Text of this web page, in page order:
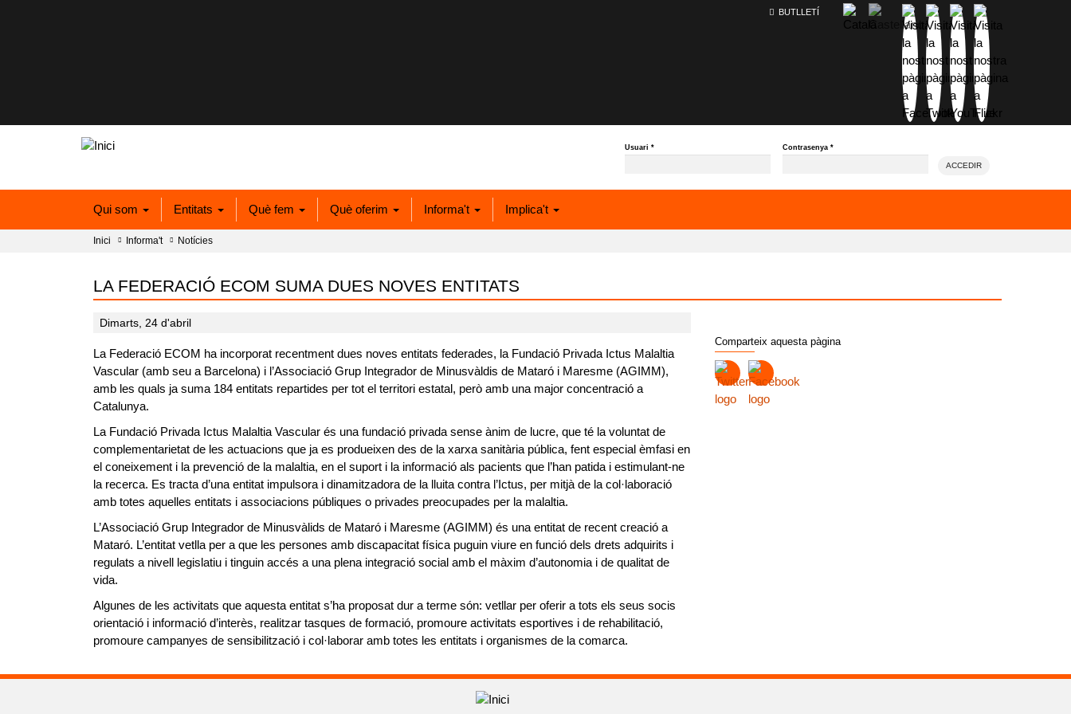
BUTLLETÍ
Usuari* Contrasenya*
ACCEDIR
Qui som Entitats Què fem Què oferim Informa't Implica't
Inici Informa't Notícies
LA FEDERACIÓ ECOM SUMA DUES NOVES ENTITATS
Dimarts, 24 d'abril
La Federació ECOM ha incorporat recentment dues noves entitats federades, la Fundació Privada Ictus Malaltia
Vascular (amb seu a Barcelona) i l’Associació Grup Integrador de Minusvàldis de Mataró i Maresme (AGIMM),
amb les quals ja suma 184 entitats repartides per tot el territori estatal, però amb una major concentració a
Catalunya.
La Fundació Privada Ictus Malaltia Vascular és una fundació privada sense ànim de lucre, que té la voluntat de
complementarietat de les actuacions que ja es produeixen des de la xarxa sanitària pública, fent especial èmfasi en
el coneixement i la prevenció de la malaltia, en el suport i la informació als pacients que l’han patida i estimulant-ne
la recerca. Es tracta d’una entitat impulsora i dinamitzadora de la lluita contra l’Ictus, per mitjà de la col·laboració
amb totes aquelles entitats i associacions públiques o privades preocupades per la malaltia.
L’Associació Grup Integrador de Minusvàlids de Mataró i Maresme (AGIMM) és una entitat de recent creació a
Mataró. L’entitat vetlla per a que les persones amb discapacitat física puguin viure en funció dels drets adquirits i
regulats a nivell legislatiu i tinguin accés a una plena integració social amb el màxim d’autonomia i de qualitat de
vida.
Algunes de les activitats que aquesta entitat s’ha proposat dur a terme són: vetllar per oferir a tots els seus socis
orientació i informació d’interès, realitzar tasques de formació, promoure activitats esportives i de rehabilitació,
promoure campanyes de sensibilització i col·laborar amb totes les entitats i organismes de la comarca.
Comparteix aquesta pàgina